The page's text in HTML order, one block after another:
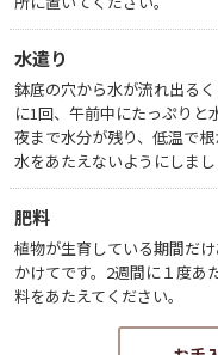
水遣り
鉢底の穴から水が流れ出る
に1回、午前中にたっぷりと
夜まで水分が残り、低温で
水をあたえないようにしまし
肥料
植物が生育している期間だ
かけてです。2週間に１度あ
料をあたえてください。